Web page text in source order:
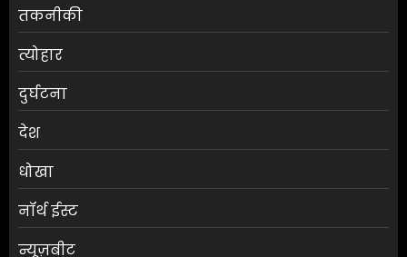
तकनीकी
त्योहार
दुर्घटना
देश
धोखा
नॉर्थ ईस्ट
न्यूज़बीट